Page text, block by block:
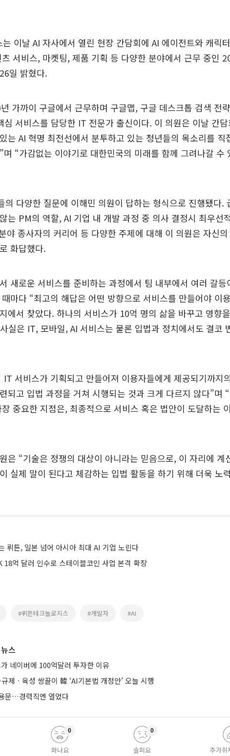
이날 AI 자사에서 열린 현장 간담회에 AI 에이전트와 캐릭
서비스, 마켓팅, 제품 기획 등 다양한 분야에서 근무 중인
일 밝혔다.
가까이 구글에서 근무하며 구글맵, 구글 데스크톱 검색 전
심 서비스를 담당한 IT 전문가 출신이다. 이 의원은 이날 간
는 AI 혁명 최전선에서 분투하고 있는 청년들의 목소리를 직
며 “가감없는 이야기로 대한민국의 미래를 함께 그려나갈 수
의 다양한 질문에 이해민 의원이 답하는 형식으로 진행됐다.
는 PM의 역할, AI 기업 내 개발 과정 중 의사 결정시 최우선
야 종사자의 커리어 등 다양한 주제에 대해 이 의원은 자신
화답했다.
새로운 서비스를 준비하는 과정에서 팀 내부에서 여러 갈등
마다 “최고의 해답은 어떤 방향으로 서비스를 만들어야 이
에서 찾았다. 하나의 서비스가 10억 명의 삶을 바꾸고 영향
실은 IT, 모바일, AI 서비스는 물론 입법과 정치에서도 결코
IT 서비스가 기획되고 만들어져 이용자들에게 제공되기까지
되고 입법 과정을 거쳐 시행되는 것과 크게 다르지 않다”며
중요한 지점은, 최종적으로 서비스 혹은 법안이 도달하는
은 “기술은 정쟁의 대상이 아니라는 믿음으로, 이 자리에 계
실제 말이 된다고 체감하는 입법 활동을 하기 위해 더욱 노
뤼튼, 일본 넘어 아시아 최대 AI 기업 노린다
18억 달러 인수로 스테이블코인 사업 본격 확장
#뤼튼테크놀로지스 #개발자 #AI
스
네이버에 100억달러 투자한 이유
제ㆍ육성 쌍끌이 韓 ‘AI기본법 개정안’ 오늘 시행
문…경력직엔 열었다
화나요
0
슬퍼요
0
추가취